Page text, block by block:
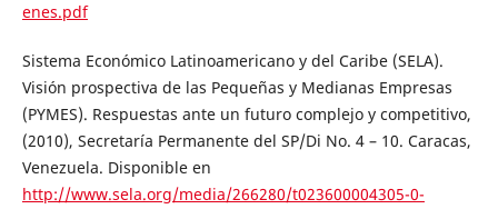
enes.pdf
Sistema Económico Latinoamericano y del Caribe (SELA).
Visión prospectiva de las Pequeñas y Medianas Empresas
(PYMES). Respuestas ante un futuro complejo y competitivo,
(2010), Secretaría Permanente del SP/Di No. 4 – 10. Caracas,
Venezuela. Disponible en
http://www.sela.org/media/266280/t023600004305-0-